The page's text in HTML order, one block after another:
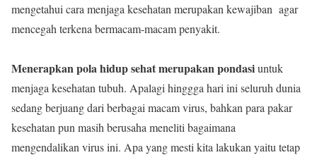
mengetahui cara menjaga kesehatan merupakan kewajiban agar
mencegah terkena bermacam-macam penyakit.
Menerapkan pola hidup sehat merupakan pondasiuntuk
menjaga kesehatan tubuh. Apalagi hinggga hari ini seluruh dunia
sedang berjuang dari berbagai macam virus, bahkan para pakar
kesehatan pun masih berusaha meneliti bagaimana
mengendalikan virus ini. Apa yang mesti kita lakukan yaitu tetap